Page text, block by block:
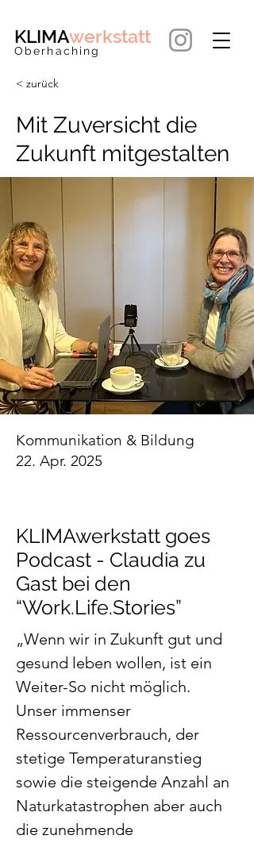
KLIMAwerkstatt
Oberhaching
< zurück
Mit Zuversicht die
Zukunft mitgestalten
Kommunikation & Bildung
22. Apr. 2025
KLIMAwerkstatt goes
Podcast - Claudia zu
Gast bei den
“Work.Life.Stories”
„Wenn wir in Zukunft gut und
gesund leben wollen, ist ein
Weiter-So nicht möglich.
Unser immenser
Ressourcenverbrauch, der
stetige Temperaturanstieg
sowie die steigende Anzahl an
Naturkatastrophen aber auch
die zunehmende